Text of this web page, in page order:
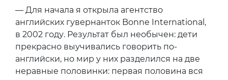
— Для начала я открыла агентство
английских гувернанток Bonne International,
в 2002 году. Результат был необычен: дети
прекрасно выучивались говорить по-
английски, но мир у них разделился на две
неравные половинки: первая половина вся